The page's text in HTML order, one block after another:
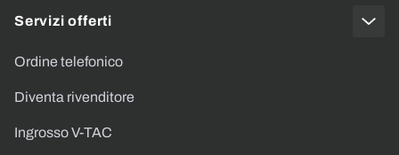
Servizi offerti
Ordine telefonico
Diventa rivenditore
Ingrosso V-TAC